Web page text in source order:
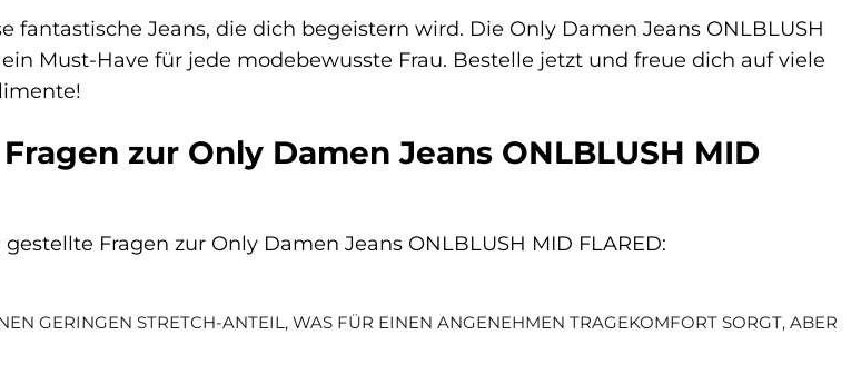
fantastische Jeans, die dich begeistern wird. Die Only Damen Jeans ONLBLUSH
Must-Have für jede modebewusste Frau. Bestelle jetzt und freue dich auf viele
zur Only Damen Jeans ONLBLUSH MID
Fragen zur Only Damen Jeans ONLBLUSH MID FLARED:
GERINGEN STRETCH-ANTEIL, WAS FÜR EINEN ANGENEHMEN TRAGEKOMFORT SORGT, ABER